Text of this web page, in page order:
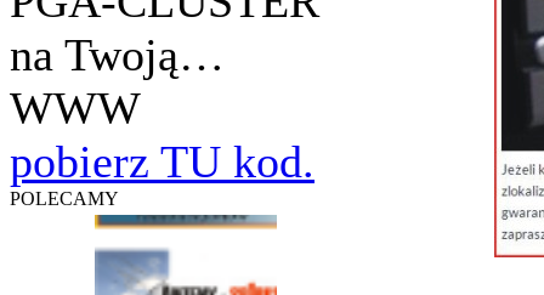
na Twoją…
WWW
pobierz TU kod.
POLECAMY